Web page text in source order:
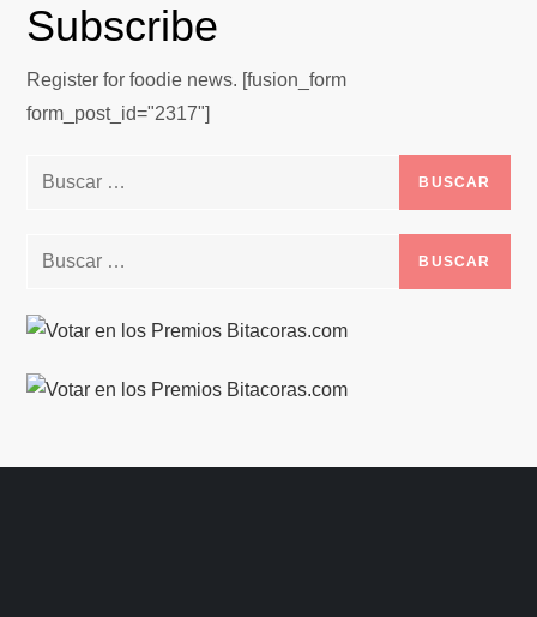
Subscribe
Register for foodie news. [fusion_form
form_post_id="2317"]
Buscar:
Buscar: